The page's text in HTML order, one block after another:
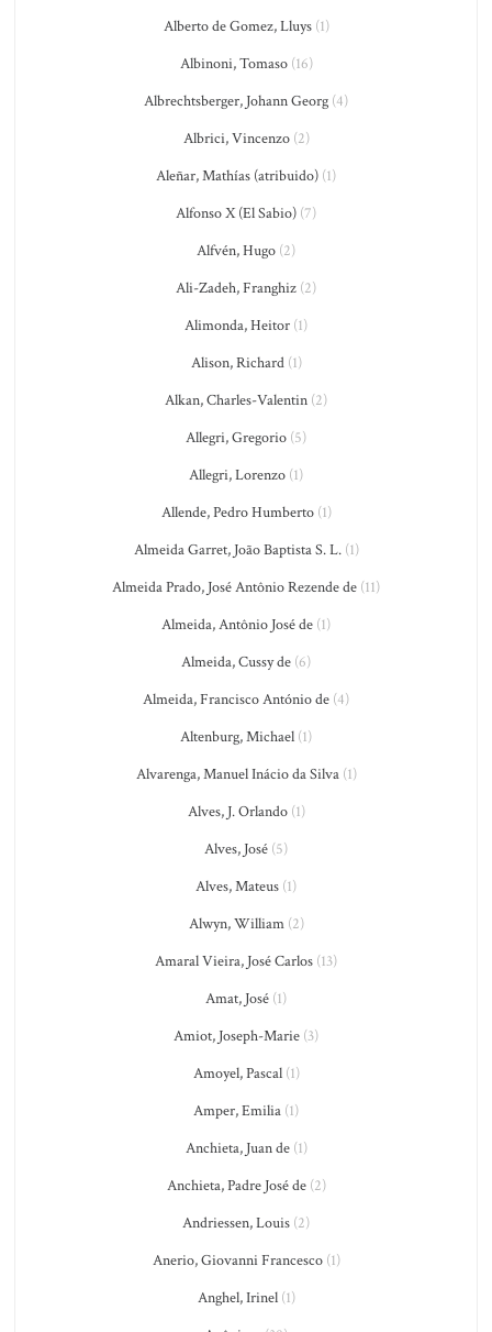
Alberto de Gomez, Lluys(1)
Albinoni, Tomaso(16)
Albrechtsberger, Johann Georg (4)
Albrici, Vincenzo(2)
Aleñar, Mathías (atribuido) (1)
Alfonso X (El Sabio) (7)
Alfvén, Hugo (2)
Ali-Zadeh, Franghiz (2)
Alimonda, Heitor (1)
Alison, Richard(1)
Alkan, Charles-Valentin (2)
Allegri, Gregorio (5)
Allegri, Lorenzo (1)
Allende, Pedro Humberto(1)
Almeida Garret, João Baptista S. L.(1)
Almeida Prado, José Antônio Rezende de (11)
Almeida, Antônio José de (1)
Almeida, Cussy de (6)
Almeida, Francisco António de (4)
Altenburg, Michael (1)
Alvarenga, Manuel Inácio da Silva(1)
Alves, J. Orlando(1)
Alves, José (5)
Alves, Mateus (1)
Alwyn, William(2)
Amaral Vieira, José Carlos (13)
Amat, José (1)
Amiot, Joseph-Marie (3)
Amoyel, Pascal(1)
Amper, Emilia (1)
Anchieta, Juan de(1)
Anchieta, Padre José de(2)
Andriessen, Louis (2)
Anerio, Giovanni Francesco(1)
Anghel, Irinel(1)